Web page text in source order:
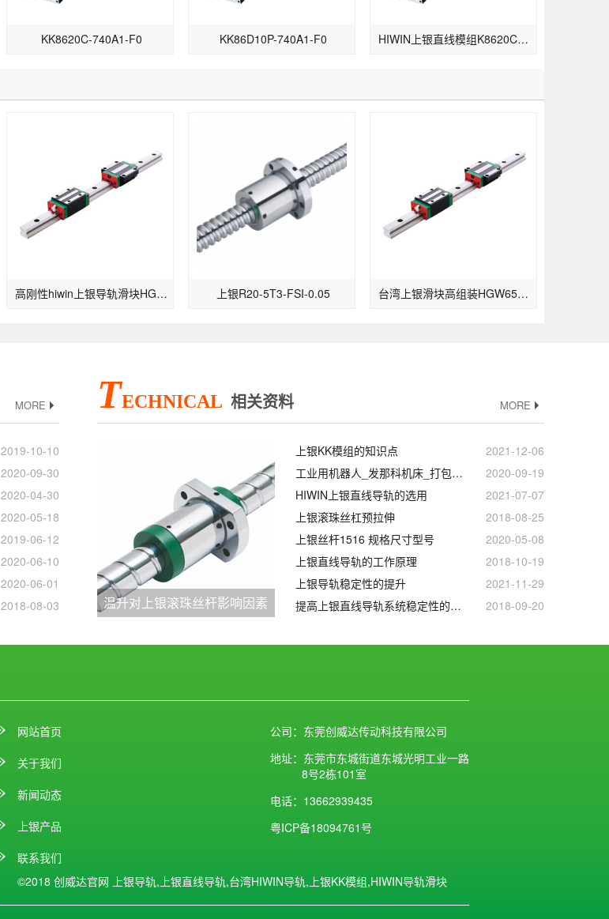
KK8620C-740A1-F0 KK86D10P-740A1-F0 HIWIN上银直线模组K8620C-340A1-F0
高刚性hiwin上银导轨滑块HGW30CB-高速型 上银R20-5T3-FSI-0.05 台湾上银滑块高组装HGW65HA
MORE
2019-10-10
2020-09-30
2020-04-30
2020-05-18
2019-06-12
2020-06-10
2020-06-01
2018-08-03
TECHNICAL 相关资料 MORE
温升对上银滚珠丝杆影响因素
上银KK模组的知识点
2021-12-06
工业用机器人_发那科机床_打包机台湾HIWIN上银滚珠丝杆
2020-09-19
HIWIN上银直线导轨的选用
2021-07-07
上银滚珠丝杠预拉伸
2018-08-25
上银丝杆1516 规格尺寸型号
2020-05-08
上银直线导轨的工作原理
2018-10-19
上银导轨稳定性的提升
2021-11-29
提高上银直线导轨系统稳定性的方法
2018-09-20
网站首页
关于我们
新闻动态
上银产品
联系我们
公司：东莞创威达传动科技有限公司
地址：东莞市东城街道东城光明工业一路
8号2栋101室
电话：13662939435
粤ICP备18094761号
©2018 创威达官网 上银导轨,上银直线导轨,台湾HIWIN导轨,上银KK模组,HIWIN导轨滑块